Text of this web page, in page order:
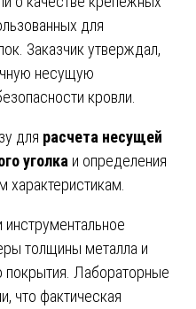
для
Заказчик утверждал,
несущую
кровли.
для расчета несущей
уголка и определения
характеристикам.
толщины металла и
покрытия. Лабораторные
что фактическая